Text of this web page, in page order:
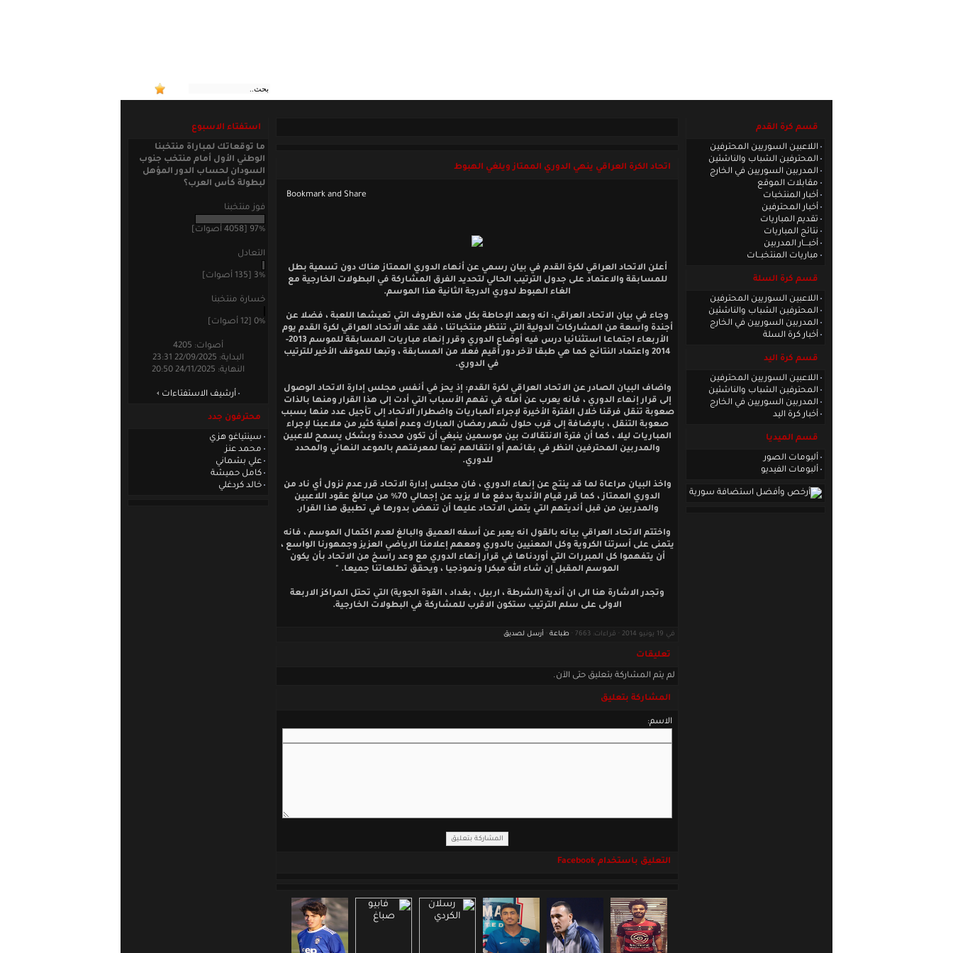
قسم كرة القدم
اللاعبين السوريين المحترفين
المحترفين الشباب والناشئين
المدربين السوريين في الخارج
مقابلات الموقع
أخبار المنتخبات
أخبار المحترفين
تقديم المباريات
نتائج المباريات
أخبـــار المدربين
مباريات المنتخبــات
قسم كرة السلة
اللاعبين السوريين المحترفين
المحترفين الشباب والناشئين
المدربين السوريين في الخارج
أخبار كرة السلة
قسم كرة اليد
اللاعبين السوريين المحترفين
المحترفين الشباب والناشئين
المدربين السوريين في الخارج
أخبار كرة اليد
قسم الميديا
ألبومات الصور
ألبومات الفيديو
اتحاد الكرة العراقي ينهي الدوري الممتاز ويلغي الهبوط
أعلن الاتحاد العراقي لكرة القدم في بيان رسمي عن أنهاء الدوري الممتاز هناك دون تسمية بطل
للمسابقة والاعتماد على جدول الترتيب الحالي لتحديد الفرق المشاركة في البطولات الخارجية مع
الغاء الهبوط لدوري الدرجة الثانية هذا الموسم.
وجاء في بيان الاتحاد العراقي: انه وبعد الإحاطة بكل هذه الظروف التي تعيشها اللعبة ، فضلا عن
أجندة واسعة من المشاركات الدولية التي تنتظر منتخباتنا ، فقد عقد الاتحاد العراقي لكرة القدم يوم
الأربعاء اجتماعا استثنائيا درس فيه أوضاع الدوري وقرر إنهاء مباريات المسابقة للموسم 2013-
2014 واعتماد النتائج كما هي طبقا لآخر دور أقيم فعلا من المسابقة ، وتبعا للموقف الأخير للترتيب
في الدوري.
واضاف البيان الصادر عن الاتحاد العراقي لكرة القدم: إذ يحز في أنفس مجلس إدارة الاتحاد الوصول
إلى قرار إنهاء الدوري ، فانه يعرب عن أمله في تفهم الأسباب التي أدت إلى هذا القرار ومنها بالذات
صعوبة تنقل فرقنا خلال الفترة الأخيرة لإجراء المباريات واضطرار الاتحاد إلى تأجيل عدد منها بسبب
صعوبة التنقل ، بالإضافة إلى قرب حلول شهر رمضان المبارك وعدم أهلية كثير من ملاعبنا لإجراء
المباريات ليلا ، كما أن فترة الانتقالات بين موسمين ينبغي أن تكون محددة وبشكل يسمح للاعبين
والمدربين المحترفين النظر في بقائهم أو انتقالهم تبعا لمعرفتهم بالموعد النهائي والمحدد
للدوري.
واخذ البيان مراعاة لما قد ينتج عن إنهاء الدوري ، فان مجلس إدارة الاتحاد قرر عدم نزول أي ناد من
الدوري الممتاز ، كما قرر قيام الأندية بدفع ما لا يزيد عن إجمالي 70% من مبالغ عقود اللاعبين
والمدربين من قبل أنديتهم التي يتمنى الاتحاد عليها أن تنهض بدورها في تطبيق هذا القرار.
واختتم الاتحاد العراقي بيانه بالقول انه يعبر عن أسفه العميق والبالغ لعدم اكتمال الموسم ، فانه
يتمنى على أسرتنا الكروية وكل المعنيين بالدوري ومعهم إعلامنا الرياضي العزيز وجمهورنا الواسع ،
أن يتفهموا كل المبررات التي أوردناها في قرار إنهاء الدوري مع وعد راسخ من الاتحاد بأن يكون
الموسم المقبل إن شاء الله مبكرا ونموذجيا ، ويحقق تطلعاتنا جميعا. "
وتجدر الاشارة هنا الى ان أندية (الشرطة ، اربيل ، بغداد ، القوة الجوية) التي تحتل المراكز الاربعة
الاولى على سلم الترتيب ستكون الاقرب للمشاركة في البطولات الخارجية.
في 19 يونيو 2014 · قراءات: 7663 · طباعة أرسل لصديق
تعليقات
لم يتم المشاركة بتعليق حتى الآن.
المشاركة بتعليق
الاسم:
التعليق باستخدام Facebook
استفتاء الاسبوع
ما توقعاتك لمباراة منتخبنا
الوطني الأول أمام منتخب جنوب
السودان لحساب الدور المؤهل
لبطولة كأس العرب؟
فوز منتخبنا
97% [4058 أصوات]
التعادل
3% [135 أصوات]
خسارة منتخبنا
0% [12 أصوات]
أصوات: 4205
البداية: 22/09/2025 23:31
النهاية: 24/11/2025 20:50
أرشيف الاستفتاءات
محترفون جدد
سينتياغو هزي
محمد عنز
علي بشماني
كامل حميشة
خالد كردغلي